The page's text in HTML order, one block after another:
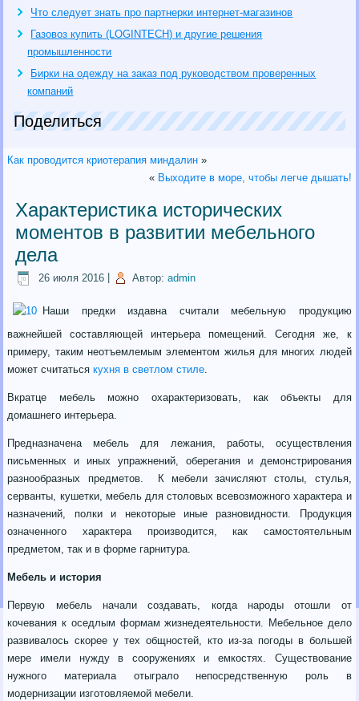
Что следует знать про партнерки интернет-магазинов
Газовоз купить (LOGINTECH) и другие решения
промышленности
Бирки на одежду на заказ под руководством проверенных
компаний
Поделиться
Как проводится криотерапия миндалин »
« Выходите в море, чтобы легче дышать!
Характеристика исторических
моментов в развитии мебельного
дела
26 июля 2016 Автор: admin
Наши предки издавна считали мебельную продукцию
важнейшей составляющей интерьера помещений. Сегодня же, к
примеру, таким неотъемлемым элементом жилья для многих людей
может считатьсякухня в светлом стиле.
Вкратце мебель можно охарактеризовать, как объекты для
домашнего интерьера.
Предназначена мебель для лежания, работы, осуществления
письменных и иных упражнений, оберегания и демонстрирования
разнообразных предметов. К мебели зачисляют столы, стулья,
серванты, кушетки, мебель для столовых всевозможного характера и
назначений, полки и некоторые иные разновидности. Продукция
означенного характера производится, как самостоятельным
предметом, так и в форме гарнитура.
Мебель и история
Первую мебель начали создавать, когда народы отошли от
кочевания к оседлым формам жизнедеятельности. Мебельное дело
развивалось скорее у тех общностей, кто из-за погоды в большей
мере имели нужду в сооружениях и емкостях. Существование
нужного материала отыграло непосредственную роль в
модернизации изготовляемой мебели.